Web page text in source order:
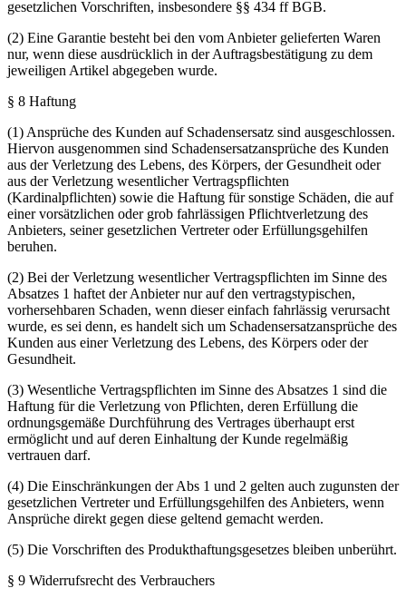
gesetzlichen Vorschriften, insbesondere §§ 434 ff BGB.
(2) Eine Garantie besteht bei den vom Anbieter gelieferten Waren
nur, wenn diese ausdrücklich in der Auftragsbestätigung zu dem
jeweiligen Artikel abgegeben wurde.
§ 8 Haftung
(1) Ansprüche des Kunden auf Schadensersatz sind ausgeschlossen.
Hiervon ausgenommen sind Schadensersatzansprüche des Kunden
aus der Verletzung des Lebens, des Körpers, der Gesundheit oder
aus der Verletzung wesentlicher Vertragspflichten
(Kardinalpflichten) sowie die Haftung für sonstige Schäden, die auf
einer vorsätzlichen oder grob fahrlässigen Pflichtverletzung des
Anbieters, seiner gesetzlichen Vertreter oder Erfüllungsgehilfen
beruhen.
(2) Bei der Verletzung wesentlicher Vertragspflichten im Sinne des
Absatzes 1 haftet der Anbieter nur auf den vertragstypischen,
vorhersehbaren Schaden, wenn dieser einfach fahrlässig verursacht
wurde, es sei denn, es handelt sich um Schadensersatzansprüche des
Kunden aus einer Verletzung des Lebens, des Körpers oder der
Gesundheit.
(3) Wesentliche Vertragspflichten im Sinne des Absatzes 1 sind die
Haftung für die Verletzung von Pflichten, deren Erfüllung die
ordnungsgemäße Durchführung des Vertrages überhaupt erst
ermöglicht und auf deren Einhaltung der Kunde regelmäßig
vertrauen darf.
(4) Die Einschränkungen der Abs 1 und 2 gelten auch zugunsten der
gesetzlichen Vertreter und Erfüllungsgehilfen des Anbieters, wenn
Ansprüche direkt gegen diese geltend gemacht werden.
(5) Die Vorschriften des Produkthaftungsgesetzes bleiben unberührt.
§ 9 Widerrufsrecht des Verbrauchers